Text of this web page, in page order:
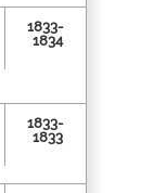
1833-
1834
1833-
1833